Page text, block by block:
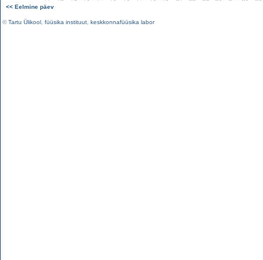
<< Eelmine päev
©Tartu Ülikool füüsika instituut keskkonnafüüsika labor